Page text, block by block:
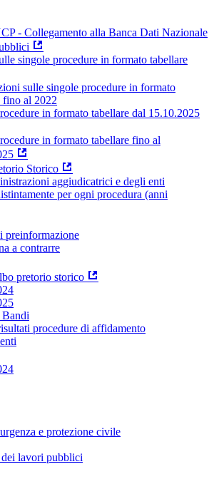
- Collegamento alla Banca Dati Nazionale
singole procedure in formato tabellare
sulle singole procedure in formato
fino al 2022
in formato tabellare dal 15.10.2025
in formato tabellare fino al
Storico
aggiudicatrici e degli enti
per ogni procedura (anni
preinformazione
a contrarre
pretorio storico
procedure di affidamento
e protezione civile
lavori pubblici